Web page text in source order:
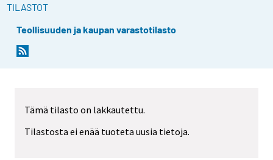
TILASTOT
Teollisuuden ja kaupan varastotilasto
Tämä tilasto on lakkautettu.
Tilastosta ei enää tuoteta uusia tietoja.